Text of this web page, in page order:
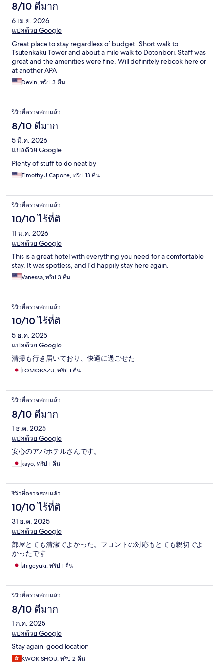
8/10 ดีมาก
6 เม.ย. 2026
แปลด้วย Google
Great place to stay regardless of budget. Short walk to
Tsutenkaku Tower and about a mile walk to Dotonbori. Staff was
great and the amenities were fine. Will definitely rebook here or
at another APA
Devin, ทริป 3 คืน
รีวิวที่ตรวจสอบแล้ว
8/10 ดีมาก
5 มี.ค. 2026
แปลด้วย Google
Plenty of stuff to do neat by
Timothy J Capone, ทริป 13 คืน
รีวิวที่ตรวจสอบแล้ว
10/10 ไร้ที่ติ
11 ม.ค. 2026
แปลด้วย Google
This is a great hotel with everything you need for a comfortable
stay. It was spotless, and I’d happily stay here again.
Vanessa, ทริป 3 คืน
รีวิวที่ตรวจสอบแล้ว
10/10 ไร้ที่ติ
5 ธ.ค. 2025
แปลด้วย Google
清掃も行き届いており、快適に過ごせた
TOMOKAZU, ทริป 1 คืน
รีวิวที่ตรวจสอบแล้ว
8/10 ดีมาก
1 ธ.ค. 2025
แปลด้วย Google
安心のアパホテルさんです。
kayo, ทริป 1 คืน
รีวิวที่ตรวจสอบแล้ว
10/10 ไร้ที่ติ
31 ธ.ค. 2025
แปลด้วย Google
部屋とても清潔でよかった。フロントの対応もとても親切でよ
かったです
shigeyuki, ทริป 1 คืน
รีวิวที่ตรวจสอบแล้ว
8/10 ดีมาก
1 ก.ค. 2025
แปลด้วย Google
Stay again, good location
KWOK SHOU, ทริป 2 คืน